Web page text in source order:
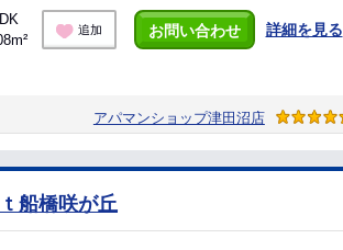
追加 お問い合わせ 詳細を見る
アパマンショップ津田沼店
船橋咲が丘